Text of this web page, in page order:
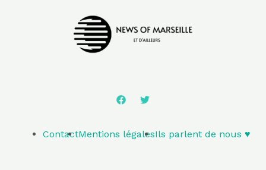
ContactMentions légalesIls parlent de nous ♥️